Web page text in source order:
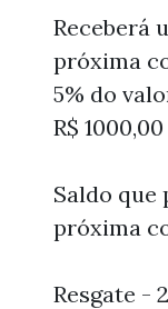
Receberá
próxima
5% do
R$
Saldo que
próxima
Resgate -